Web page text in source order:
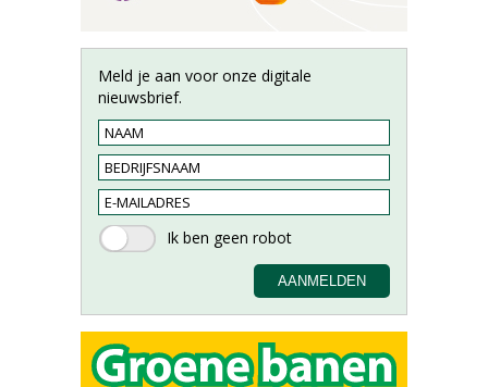
Meld je aan voor onze digitale
nieuwsbrief.